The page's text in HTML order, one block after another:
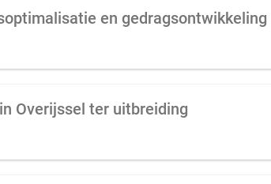
en gedragsontwikkeling
Overijssel ter uitbreiding